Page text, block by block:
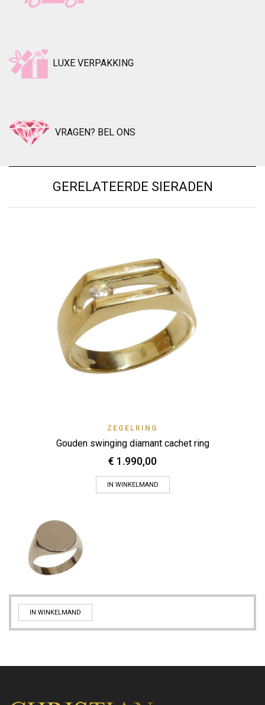
LUXE VERPAKKING
VRAGEN? BEL ONS
GERELATEERDE SIERADEN
ZEGELRING
Gouden swinging diamant cachet ring
€ 1.990,00
IN WINKELMAND
IN WINKELMAND